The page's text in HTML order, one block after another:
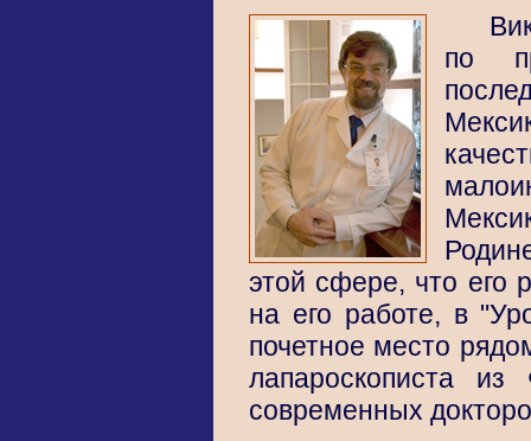
по
этой сфере, что его
на его работе, в
почетное место
лапароскописта
современных